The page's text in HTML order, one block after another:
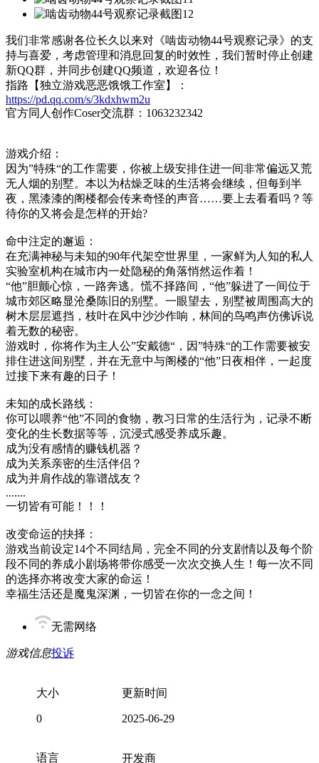
我们非常感谢各位长久以来对《啮齿动物44号观察记录》的支
持与喜爱，考虑管理和消息回复的时效性，我们暂时停止创建
新QQ群，并同步创建QQ频道，欢迎各位！
指路【独立游戏恶恶饿饿工作室】：
https://pd.qq.com/s/3kdxhwm2u
官方同人创作Coser交流群：1063232342
游戏介绍：
因为”特殊“的工作需要，你被上级安排住进一间非常偏远又荒
无人烟的别墅。本以为枯燥乏味的生活将会继续，但每到半
夜，黑漆漆的阁楼都会传来奇怪的声音……要上去看看吗？等
待你的又将会是怎样的开始?
命中注定的邂逅：
在充满神秘与未知的90年代架空世界里，一家鲜为人知的私人
实验室机构在城市内一处隐秘的角落悄然运作着！
“他”胆颤心惊，一路奔逃。慌不择路间，“他”躲进了一间位于
城市郊区略显沧桑陈旧的别墅。一眼望去，别墅被周围高大的
树木层层遮挡，枝叶在风中沙沙作响，林间的鸟鸣声仿佛诉说
着无数的秘密。
游戏时，你将作为主人公”安戴德“，因”特殊“的工作需要被安
排住进这间别墅，并在无意中与阁楼的“他”日夜相伴，一起度
过接下来有趣的日子！
未知的成长路线：
你可以喂养“他”不同的食物，教习日常的生活行为，记录不断
变化的生长数据等等，沉浸式感受养成乐趣。
成为没有感情的赚钱机器？
成为关系亲密的生活伴侣？
成为并肩作战的靠谱战友？
.......
一切皆有可能！！！
改变命运的抉择：
游戏当前设定14个不同结局，完全不同的分支剧情以及每个阶
段不同的养成小剧场将带你感受一次次交换人生！每一次不同
的选择亦将改变大家的命运！
幸福生活还是魔鬼深渊，一切皆在你的一念之间！
无需网络
游戏信息投诉
大小
0
更新时间
2025-06-29
语言 开发商